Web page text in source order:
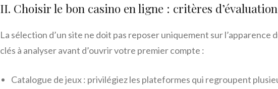
II. Choisir le bon casino en ligne : critères d’évaluation
La sélection d’un site ne doit pas reposer uniquement sur l’apparence
clés à analyser avant d’ouvrir votre premier compte :
Catalogue de jeux : privilégiez les plateformes qui regroupent